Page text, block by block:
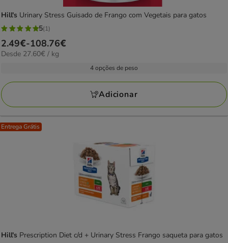
Hill's Urinary Stress Guisado de Frango com Vegetais para gatos
5
estrelas
com
avaliações
5(1)
Preço
de
108.76€
2.49€-108.76€
27.60€
Desde 27.60€ / kg
4 opções de peso
Adicionar
Entrega Grátis
Hill's Prescription Diet c/d + Urinary Stress Frango saqueta para gatos